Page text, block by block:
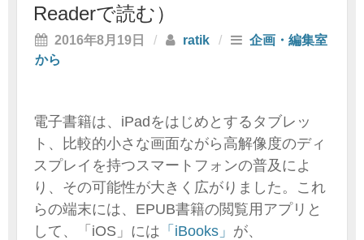
Readerで読む）
2016年8月19日 / ratik /
企画・編集室
から
電子書籍は、iPadをはじめとするタブレッ
ト、比較的小さな画面ながら高解像度のディ
スプレイを持つスマートフォンの普及によ
り、その可能性が大きく広がりました。これ
らの端末には、EPUB書籍の閲覧用アプリと
して、「iOS」には 「iBooks」 が、